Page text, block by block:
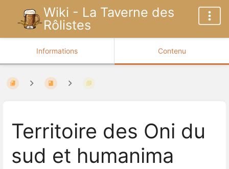
Wiki - La Taverne des
Rôlistes
Informations Contenu
Territoire des Oni du
sud et humanima